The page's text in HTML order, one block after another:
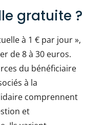
gratuite ?
à 1 € par jour »,
de 8 à 30 euros.
du bénéficiaire
à la
comprennent
et